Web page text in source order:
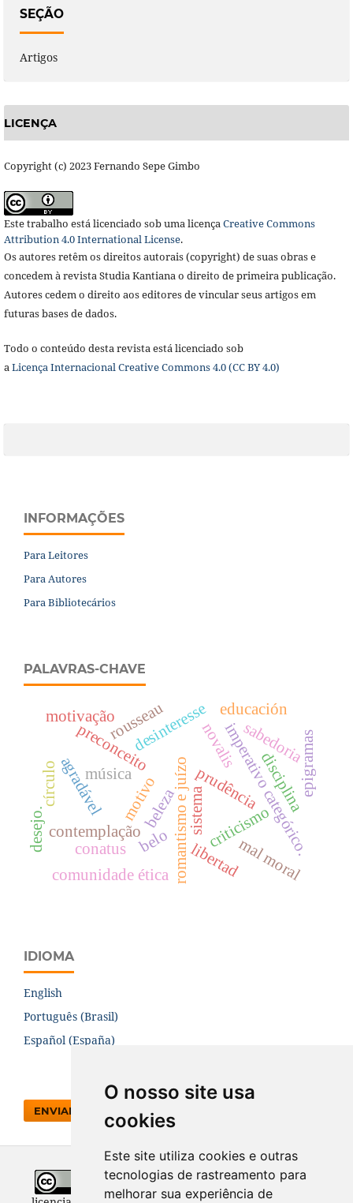
O nosso site usa
cookies
Este site utiliza cookies e outras
tecnologias de rastreamento para
melhorar sua experiência de
SEÇÃO
Artigos
LICENÇA
Copyright (c) 2023 Fernando Sepe Gimbo
Este trabalho está licenciado sob uma licençaCreative Commons
Attribution 4.0 International License.
Os autores retêm os direitos autorais (copyright) de suas obras e
concedem à revista Studia Kantiana o direito de primeira publicação.
Autores cedem o direito aos editores de vincular seus artigos em
futuras bases de dados.
Todo o conteúdo desta revista está licenciado sob
aLicençaInternacional Creative Commons 4.0 (CC BY 4.0)
INFORMAÇÕES
Para Leitores
Para Autores
Para Bibliotecários
PALAVRAS-CHAVE
preconceito
beleza
novalis
criticismo
romantismo e juízo
música
belo
agradável
contemplação
desinteresse
prudência
imperativo categórico.
sabedoria
rousseau educación
disciplina
libertad
sistema
mal moral
comunidade ética
desejo.
motivação
motivo
conatus
círculo epigramas
IDIOMA
English
Português (Brasil)
Español (España)
ENVIAR SUBMISSÃO
Todo o conteúdo desta revista está